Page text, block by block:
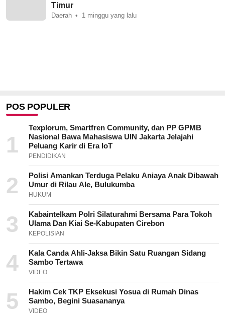
Timur
Daerah 1 minggu yang lalu
POS POPULER
1
Texplorum, Smartfren Community, dan PP GPMB
Nasional Bawa Mahasiswa UIN Jakarta Jelajahi
Peluang Karir di Era IoT
PENDIDIKAN
2
Polisi Amankan Terduga Pelaku Aniaya Anak Dibawah
Umur di Rilau Ale, Bulukumba
HUKUM
3
Kabaintelkam Polri Silaturahmi Bersama Para Tokoh
Ulama Dan Kiai Se-Kabupaten Cirebon
KEPOLISIAN
4
Kala Canda Ahli-Jaksa Bikin Satu Ruangan Sidang
Sambo Tertawa
VIDEO
5
Hakim Cek TKP Eksekusi Yosua di Rumah Dinas
Sambo, Begini Suasananya
VIDEO